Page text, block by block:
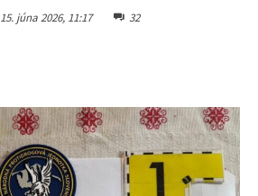
15. júna 2026, 11:17 32